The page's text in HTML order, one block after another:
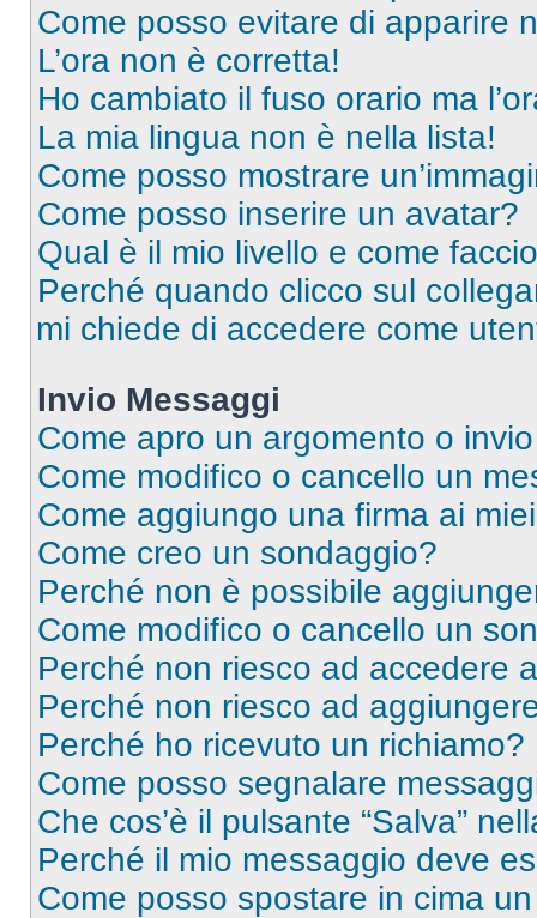
Come posso evitare di apparire
L’ora non è corretta!
Ho cambiato il fuso orario ma
La mia lingua non è nella lista!
Come posso mostrare
Come posso inserire un avatar?
Qual è il mio livello e come
Perché quando clicco sul
mi chiede di accedere come
Invio Messaggi
Come apro un argomento o
Come modifico o cancello un
Come aggiungo una firma ai
Come creo un sondaggio?
Perché non è possibile
Come modifico o cancello un
Perché non riesco ad accedere
Perché non riesco ad
Perché ho ricevuto un richiamo?
Come posso segnalare
Che cos’è il pulsante “Salva”
Perché il mio messaggio deve
Come posso spostare in cima